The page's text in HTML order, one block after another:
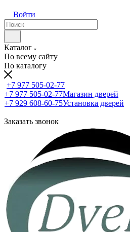
Войти
Каталог
По всему сайту
По каталогу
+7 977 505-02-77
+7 977 505-02-77Магазин дверей
+7 929 608-60-75Установка дверей
Заказать звонок